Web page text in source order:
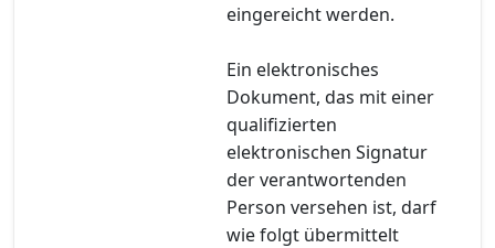
eingereicht werden.
Ein elektronisches
Dokument, das mit einer
qualifizierten
elektronischen Signatur
der verantwortenden
Person versehen ist, darf
wie folgt übermittelt